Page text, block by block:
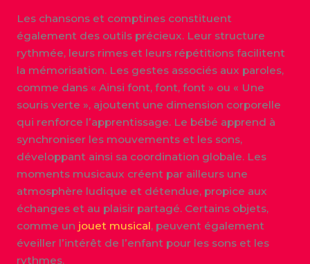
Les chansons et comptines constituent
également des outils précieux. Leur structure
rythmée, leurs rimes et leurs répétitions facilitent
la mémorisation. Les gestes associés aux paroles,
comme dans « Ainsi font, font, font » ou « Une
souris verte », ajoutent une dimension corporelle
qui renforce l’apprentissage. Le bébé apprend à
synchroniser les mouvements et les sons,
développant ainsi sa coordination globale. Les
moments musicaux créent par ailleurs une
atmosphère ludique et détendue, propice aux
échanges et au plaisir partagé. Certains objets,
comme un jouet musical, peuvent également
éveiller l’intérêt de l’enfant pour les sons et les
rythmes.